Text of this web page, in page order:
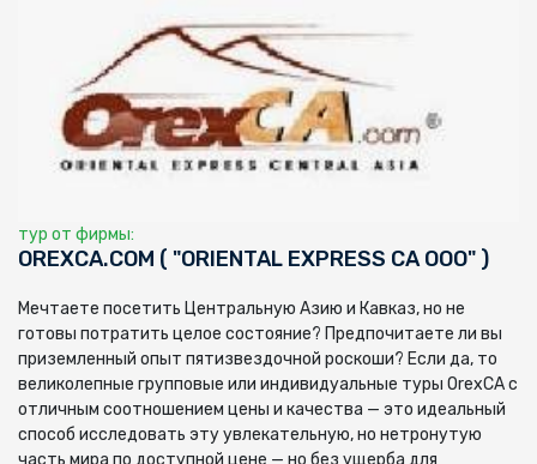
тур от фирмы:
OREXCA.COM ( "ORIENTAL EXPRESS CA ООО" )
Мечтаете посетить Центральную Азию и Кавказ, но не
готовы потратить целое состояние? Предпочитаете ли вы
приземленный опыт пятизвездочной роскоши? Если да, то
великолепные групповые или индивидуальные туры OrexCA с
отличным соотношением цены и качества — это идеальный
способ исследовать эту увлекательную, но нетронутую